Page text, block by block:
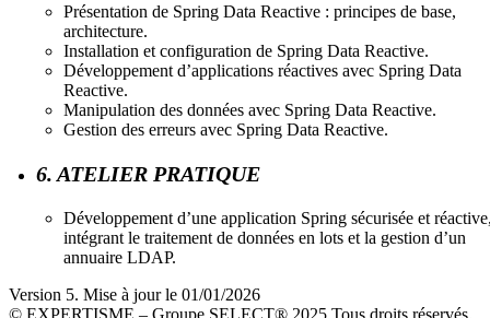
Présentation de Spring Data Reactive : principes de base,
architecture.
Installation et configuration de Spring Data Reactive.
Développement d’applications réactives avec Spring Data
Reactive.
Manipulation des données avec Spring Data Reactive.
Gestion des erreurs avec Spring Data Reactive.
6. ATELIER PRATIQUE
Développement d’une application Spring sécurisée et
intégrant le traitement de données en lots et la gestion d’un
annuaire LDAP.
Version 5. Mise à jour le 01/01/2026
© EXPERTISME – Groupe SELECT® 2025 Tous droits réservés.